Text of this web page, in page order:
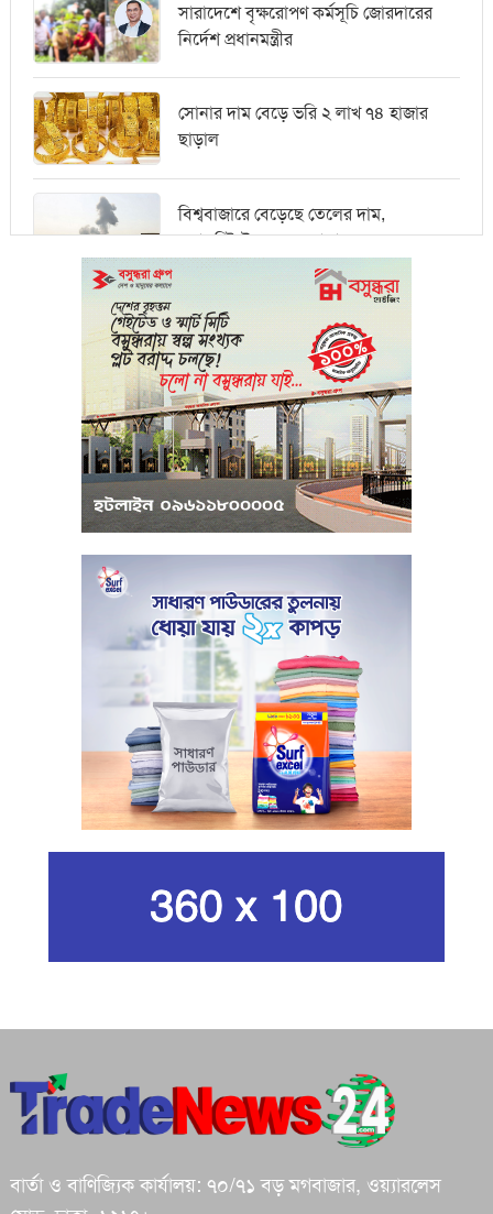
সারাদেশে বৃক্ষরোপণ কর্মসূচি জোরদারের
নির্দেশ প্রধানমন্ত্রীর
সোনার দাম বেড়ে ভরি ২ লাখ ৭৪ হাজার
ছাড়াল
বিশ্ববাজারে বেড়েছে তেলের দাম,
ওয়ালস্ট্রিটে পতনের আভাস
মধ্যপ্রাচ্যে সংকটের কারণে কার্গো পরিবহনে
বিঘ্ন ঘটছে
পরিবেশবান্ধব উদ্যোক্তারা ইউসিবি থেকে
পাবেন ২৫ লাখ টাকা ঋণ
পুঁজিবাজারে অনিয়মের তথ্য প্রদানকারীর
সুরক্ষায় বিধিমালা প্রণয়ন
খামেনি হত্যার প্রতিশোধ নেওয়ার ঘোষণা
ইরানের রেভোল্যুশনারি গার্ডের
কার্বন কারখানার ধোঁয়ায় ক্ষতির মুখে কৃষি ও
পরিবেশ
ইরানের সর্বোচ্চ ধর্মীয় নেতা খামেনি নিহত
গান দিয়ে তারুণ্যে আধুনিকতা আনতে
শপথ করি যেন, আমাদের কাজগুলো মানুষের
ভাগ্যের পরিবর্তনের জন্য হয়: প্রধানমন্ত্রী
বার্তা ও বাণিজ্যিক কার্যালয়: ৭০/৭১ বড় মগবাজার, ওয়্যারলেস